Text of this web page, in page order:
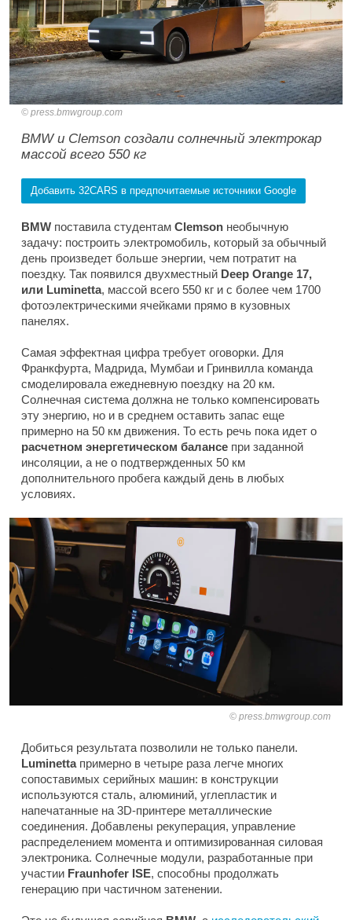
press.bmwgroup.com
BMW и Clemson создали солнечный электрокар
массой всего 550 кг
Добавить 32CARS в предпочитаемые источники Google
BMW поставила студентам Clemson необычную
задачу: построить электромобиль, который за обычный
день произведет больше энергии, чем потратит на
поездку. Так появился двухместный Deep Orange 17,
или Luminetta, массой всего 550 кг и с более чем 1700
фотоэлектрическими ячейками прямо в кузовных
панелях.
Самая эффектная цифра требует оговорки. Для
Франкфурта, Мадрида, Мумбаи и Гринвилла команда
смоделировала ежедневную поездку на 20 км.
Солнечная система должна не только компенсировать
эту энергию, но и в среднем оставить запас еще
примерно на 50 км движения. То есть речь пока идет о
расчетном энергетическом балансе при заданной
инсоляции, а не о подтвержденных 50 км
дополнительного пробега каждый день в любых
условиях.
press.bmwgroup.com
Добиться результата позволили не только панели.
Luminettaпримерно в четыре раза легче многих
сопоставимых серийных машин: в конструкции
используются сталь, алюминий, углепластик и
напечатанные на 3D-принтере металлические
соединения. Добавлены рекуперация, управление
распределением момента и оптимизированная силовая
электроника. Солнечные модули, разработанные при
участии Fraunhofer ISE, способны продолжать
генерацию при частичном затенении.